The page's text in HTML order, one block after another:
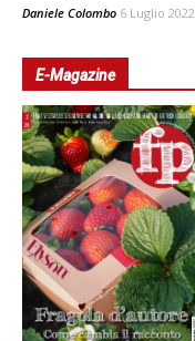
Daniele Colombo 6 Luglio 2022
E-Magazine